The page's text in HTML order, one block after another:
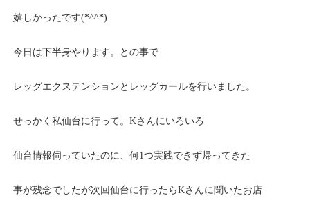
嬉しかったです(*^^*)
今日は下半身やります。との事で
レッグエクステンションとレッグカールを行いました。
せっかく私仙台に行って。Kさんにいろいろ
仙台情報伺っていたのに、何1つ実践できず帰ってきた
事が残念でしたが次回仙台に行ったらKさんに聞いたお店